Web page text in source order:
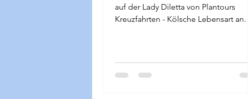
auf der Lady Diletta von Plantours
Kreuzfahrten - Kölsche Lebensart an